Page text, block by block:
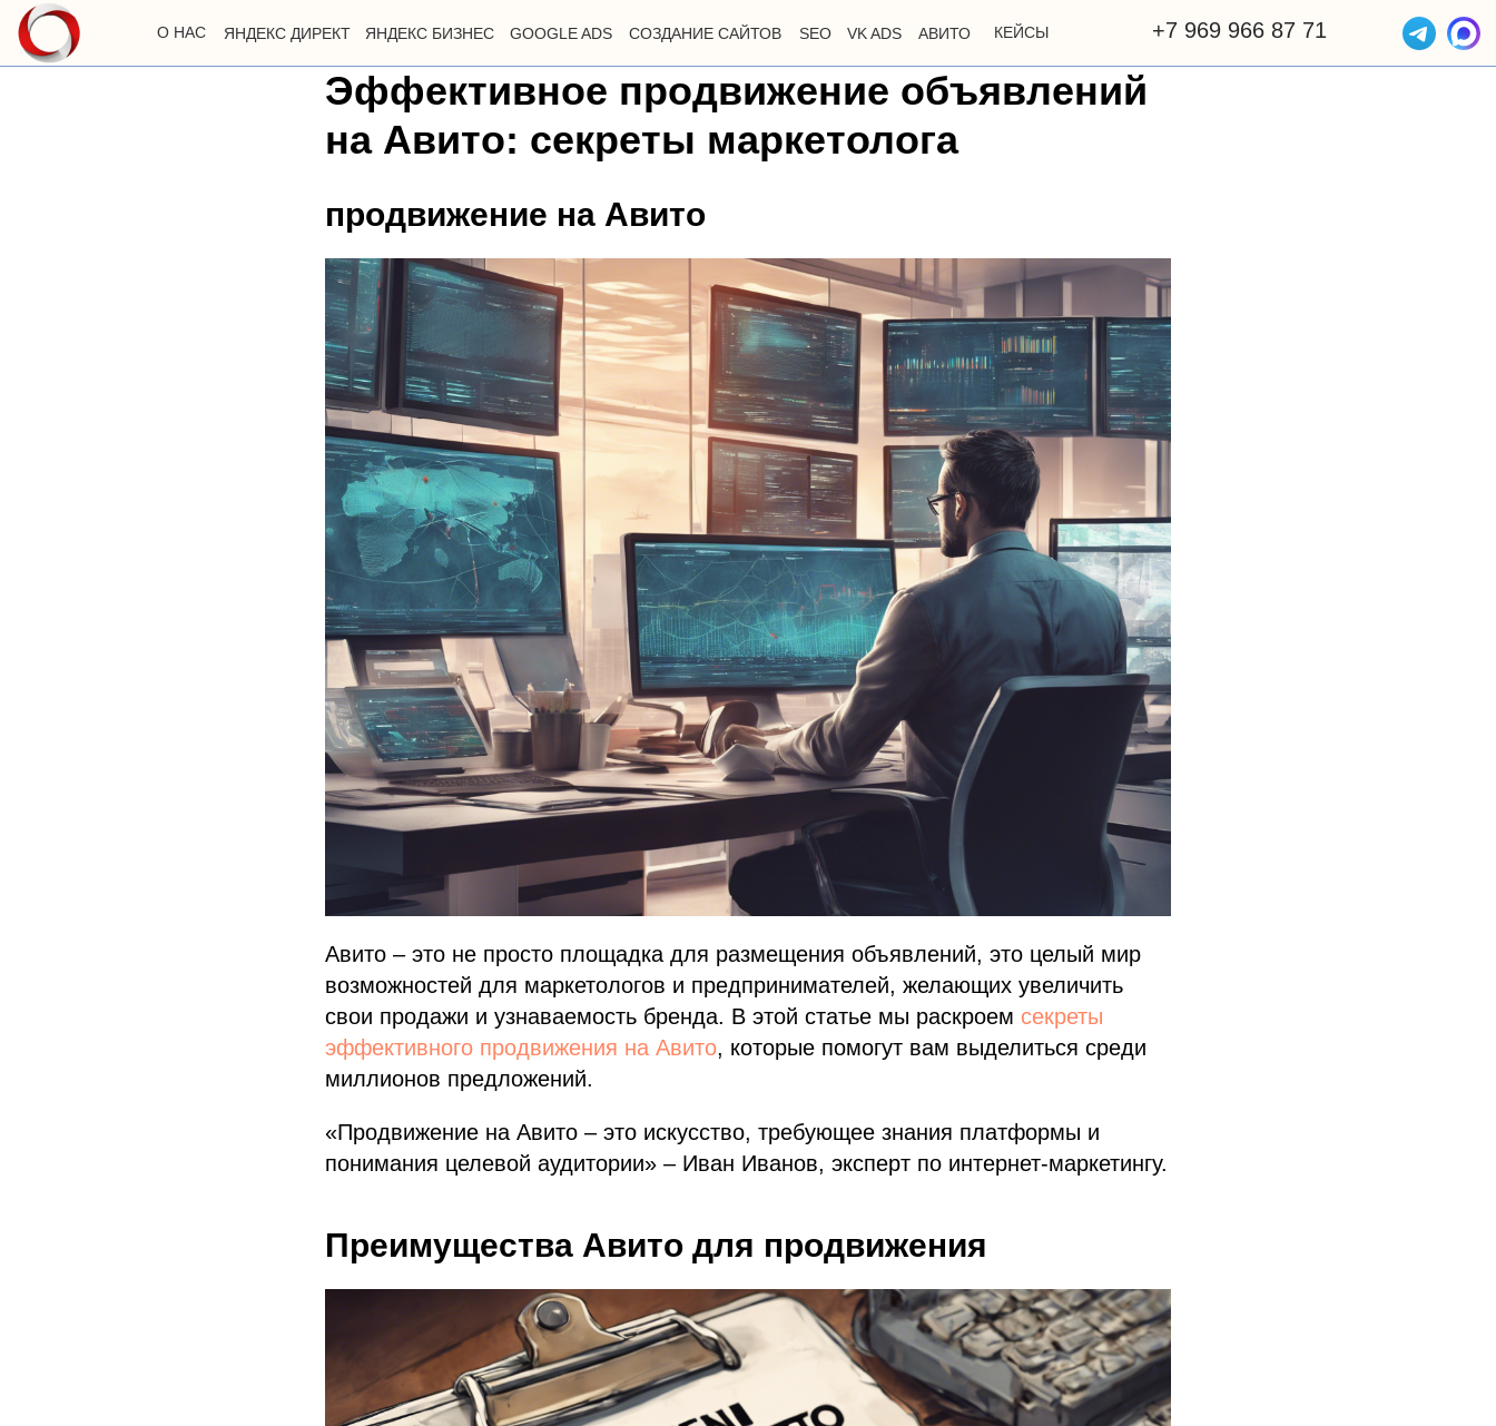
КЕЙСЫ
О НАС ЯНДЕКС ДИРЕКТ +7 969 966 87 71
GOOGLE ADS СОЗДАНИЕ САЙТОВ SEO VK ADS АВИТО
ЯНДЕКС БИЗНЕС
Эффективное продвижение объявлений
на Авито: секреты маркетолога
продвижение на Авито
Авито – это не просто площадка для размещения объявлений, это целый мир
возможностей для маркетологов и предпринимателей, желающих увеличить
свои продажи и узнаваемость бренда. В этой статье мы раскроем секреты
эффективного продвижения на Авито, которые помогут вам выделиться среди
миллионов предложений.
«Продвижение на Авито – это искусство, требующее знания платформы и
понимания целевой аудитории» – Иван Иванов, эксперт по интернет-маркетингу.
Преимущества Авито для продвижения